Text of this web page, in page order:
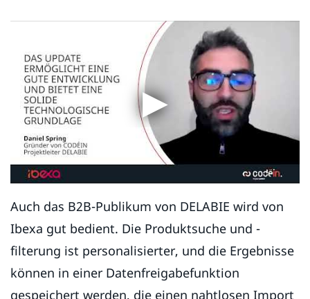
Auch das B2B-Publikum von DELABIE wird von
Ibexa gut bedient. Die Produktsuche und -
filterung ist personalisierter, und die Ergebnisse
können in einer Datenfreigabefunktion
gespeichert werden, die einen nahtlosen Import